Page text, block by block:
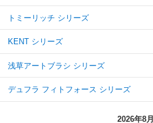
トミーリッチ シリーズ
KENT シリーズ
浅草アートブラシ シリーズ
デュフラ フィトフォース シリーズ
2026年8月